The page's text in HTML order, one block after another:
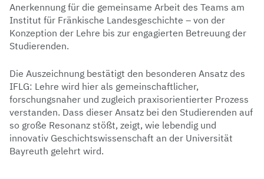
Anerkennung für die gemeinsame Arbeit des Teams am
Institut für Fränkische Landesgeschichte – von der
Konzeption der Lehre bis zur engagierten Betreuung der
Studierenden.
Die Auszeichnung bestätigt den besonderen Ansatz des
IFLG: Lehre wird hier als gemeinschaftlicher,
forschungsnaher und zugleich praxisorientierter Prozess
verstanden. Dass dieser Ansatz bei den Studierenden auf
so große Resonanz stößt, zeigt, wie lebendig und
innovativ Geschichtswissenschaft an der Universität
Bayreuth gelehrt wird.